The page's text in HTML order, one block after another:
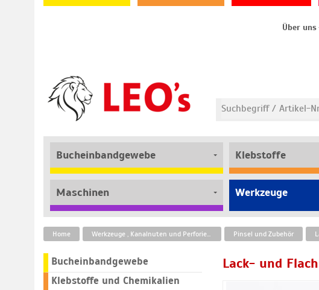
Über uns
Bucheinbandgewebe Klebstoffe
Maschinen Werkzeuge
Home Werkzeuge , Kanalnuten und Perforierbänder Pinsel und Zubehör
Bucheinbandgewebe
Klebstoffe und Chemikalien
Lack- und